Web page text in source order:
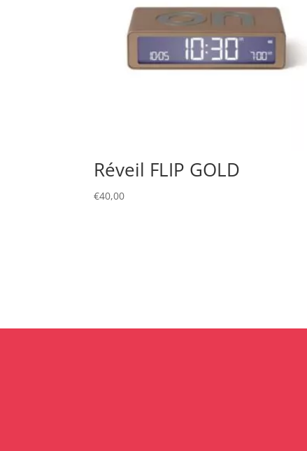
Réveil FLIP GOLD
€40,00